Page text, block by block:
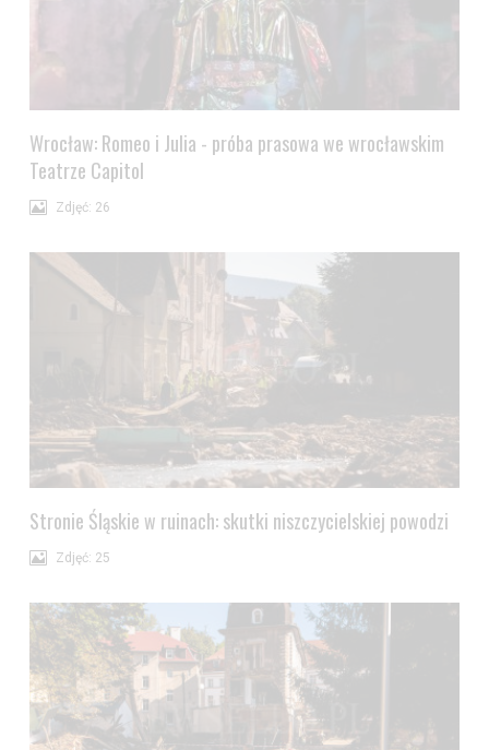
Wrocław: Romeo i Julia - próba prasowa we wrocławskim
Teatrze Capitol
Zdjęć: 26
Stronie Śląskie w ruinach: skutki niszczycielskiej powodzi
Zdjęć: 25